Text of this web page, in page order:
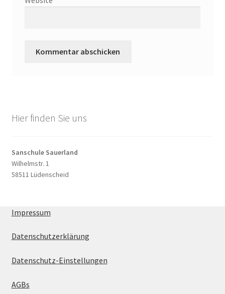
Hier finden Sie uns
Sanschule Sauerland
Wilhelmstr. 1
58511 Lüdenscheid
Impressum
Datenschutzerklärung
Datenschutz-Einstellungen
AGBs